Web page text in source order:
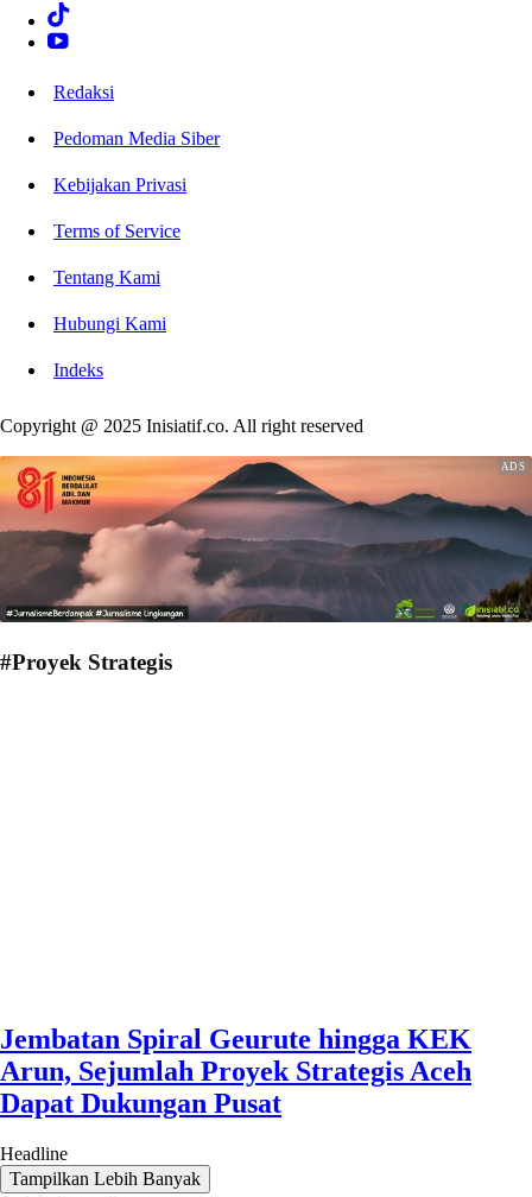
Redaksi
Pedoman Media Siber
Kebijakan Privasi
Terms of Service
Tentang Kami
Hubungi Kami
Indeks
Copyright @ 2025 Inisiatif.co. All right reserved
#Proyek Strategis
Jembatan Spiral Geurute hingga KEK
Arun, Sejumlah Proyek Strategis Aceh
Dapat Dukungan Pusat
Headline
Tampilkan Lebih Banyak